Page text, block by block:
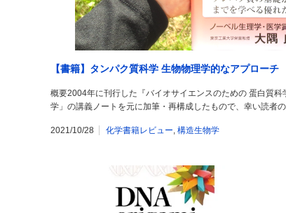
【書籍】タンパク質科学 生物物理学的なアプローチ
概要2004年に刊行した『バイオサイエンスのための 蛋白質
学」の講義ノートを元に加筆・再構成したもので、幸い読者
2021/10/28 化学書籍レビュー, 構造生物学